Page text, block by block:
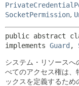
ヘルプ
SocketPermission,
public abstract
implements Guard ,
システム・リソースへ
べてのアクセス権は
ックスを定義するた